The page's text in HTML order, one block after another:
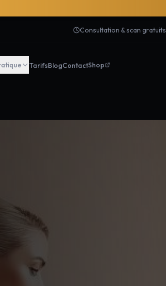
Consultation & scan gratuits
TarifsBlogContactShop